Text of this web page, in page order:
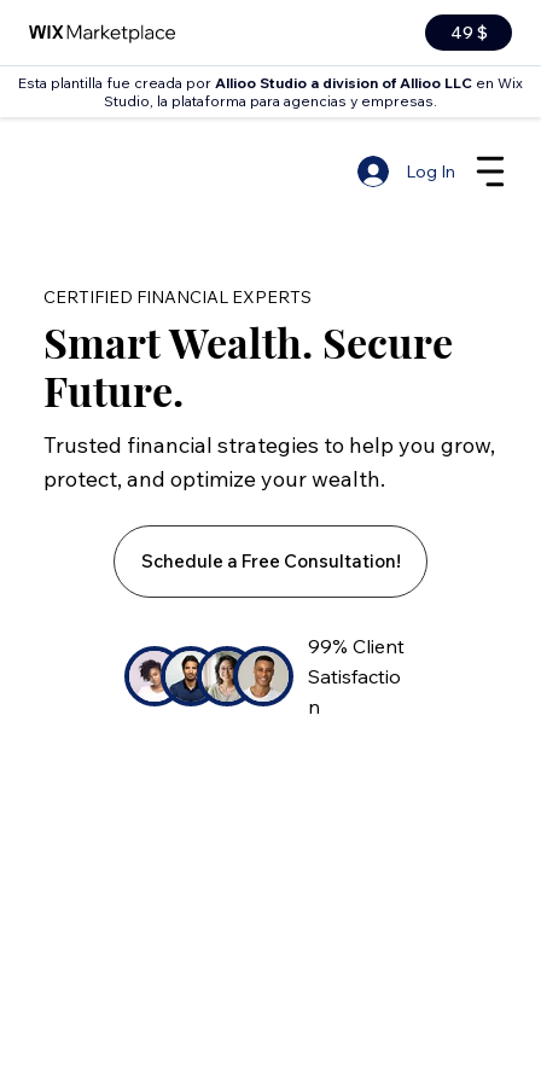
49 $
Esta plantilla fue creada por Allioo Studio a division of Allioo LLC en Wix
Studio, la plataforma para agencias y empresas.